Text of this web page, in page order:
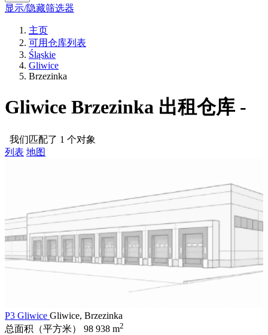
显示/隐藏筛选器
主页
可用仓库列表
Śląskie
Gliwice
Brzezinka
Gliwice Brzezinka 出租仓库 -
我们匹配了 1 个对象
列表 地图
P3 Gliwice Gliwice, Brzezinka
总面积（平方米）
98 938 m2